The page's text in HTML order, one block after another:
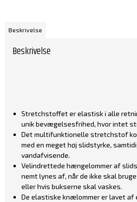
Beskrivelse
Beskrivelse
Stretchstoffet er elastisk i alle
unik bevægelsesfrihed, hvor intet
Det multifunktionelle stretchstof
med en meget høj slidstyrke,
vandafvisende.
Velindrettede hængelommer af
nemt lynes af, når de ikke skal
eller hvis bukserne skal vaskes.
De elastiske knælommer er lavet af